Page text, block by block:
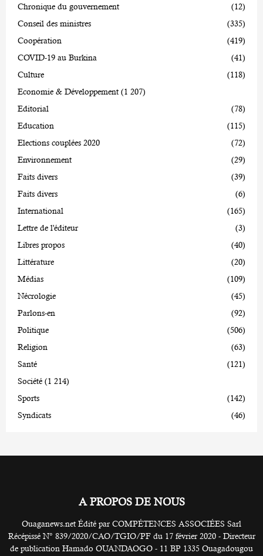
Chronique du gouvernement
(12)
Conseil des ministres
(335)
Coopération
(419)
COVID-19 au Burkina
(41)
Culture
(118)
Economie & Développement (1 207)
Editorial
(78)
Education
(115)
Elections couplées 2020
(72)
Environnement
(29)
Faits divers
(39)
Faits divers
(6)
International
(165)
Lettre de l'éditeur
(3)
Libres propos
(40)
Littérature
(20)
Médias
(109)
Nécrologie
(45)
Parlons-en
(92)
Politique
(506)
Religion
(63)
Santé
(121)
Société (1 214)
Sports
(142)
Syndicats
(46)
A PROPOS DE NOUS
Ouaganews.net Édité par COMPÉTENCES ASSOCIÉES Sarl
Récépissé N° 839/2020/CAO/TGIO/PF du 17 février 2020 - Directeur
de publication Hamado OUANDAOGO - 11 BP 1335 Ouagadougou